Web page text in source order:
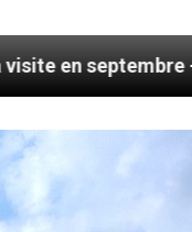
– 7 titres,